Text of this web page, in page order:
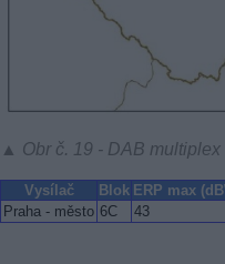
▲ Obr č. 19 - DAB multiplex
Vysílač Blok ERP max
Praha - město 6C 43